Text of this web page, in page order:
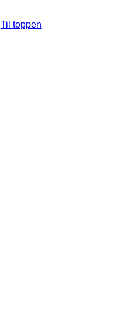
Til toppen